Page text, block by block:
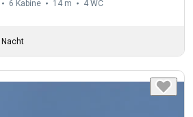
6 Kabine 14 m 4 WC
Nacht